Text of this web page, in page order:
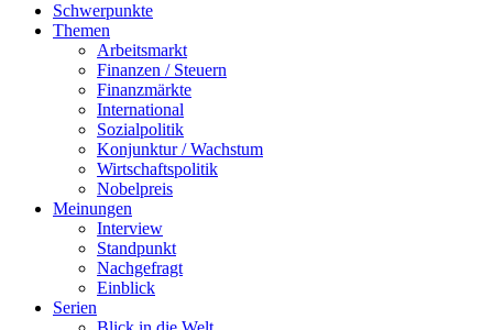
Schwerpunkte
Themen
Arbeitsmarkt
Finanzen / Steuern
Finanzmärkte
International
Sozialpolitik
Konjunktur / Wachstum
Wirtschaftspolitik
Nobelpreis
Meinungen
Interview
Standpunkt
Nachgefragt
Einblick
Serien